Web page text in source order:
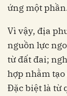
ứng một
Vì vậy, địa
nguồn lực
từ đất đai;
hợp nhằm
Đặc biệt là từ